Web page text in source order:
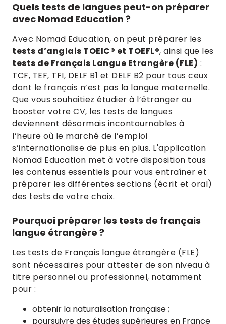
Quels tests de langues peut-on préparer
avec Nomad Education ?
Avec Nomad Education, on peut préparer les
tests d’anglais TOEIC® et TOEFL®, ainsi que les
tests de Français Langue Etrangère (FLE) :
TCF, TEF, TFI, DELF B1 et DELF B2 pour tous ceux
dont le français n’est pas la langue maternelle.
Que vous souhaitiez étudier à l’étranger ou
booster votre CV, les tests de langues
deviennent désormais incontournables à
l’heure où le marché de l’emploi
s’internationalise de plus en plus. L'application
Nomad Education met à votre disposition tous
les contenus essentiels pour vous entraîner et
préparer les différentes sections (écrit et oral)
des tests de votre choix.
Pourquoi préparer les tests de français
langue étrangère ?
Les tests de Français langue étrangère (FLE)
sont nécessaires pour attester de son niveau à
titre personnel ou professionnel, notamment
pour :
obtenir la naturalisation française ;
poursuivre des études supérieures en France